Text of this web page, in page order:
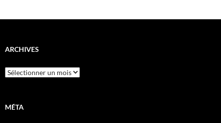
ARCHIVES
Archives
MÉTA